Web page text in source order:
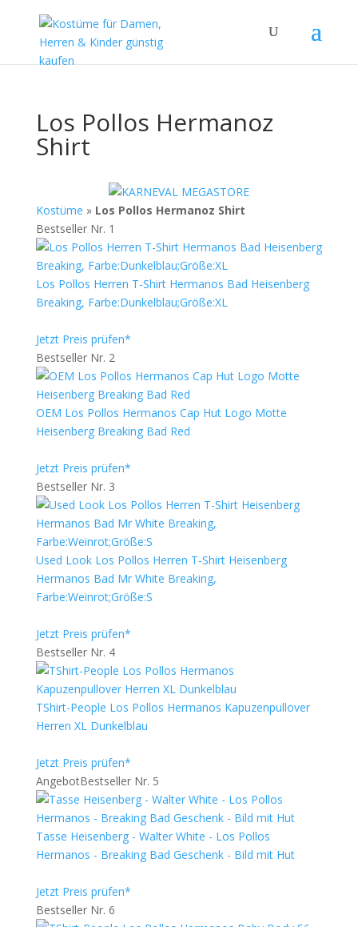
Los Pollos Hermanoz
Shirt
Kostüme » Los Pollos Hermanoz Shirt
Bestseller Nr. 1
Los Pollos Herren T-Shirt Hermanos Bad Heisenberg
Breaking, Farbe:Dunkelblau;Größe:XL
Jetzt Preis prüfen*
Bestseller Nr. 2
OEM Los Pollos Hermanos Cap Hut Logo Motte
Heisenberg Breaking Bad Red
Jetzt Preis prüfen*
Bestseller Nr. 3
Used Look Los Pollos Herren T-Shirt Heisenberg
Hermanos Bad Mr White Breaking,
Farbe:Weinrot;Größe:S
Jetzt Preis prüfen*
Bestseller Nr. 4
TShirt-People Los Pollos Hermanos Kapuzenpullover
Herren XL Dunkelblau
Jetzt Preis prüfen*
AngebotBestseller Nr. 5
Tasse Heisenberg - Walter White - Los Pollos
Hermanos - Breaking Bad Geschenk - Bild mit Hut
Jetzt Preis prüfen*
Bestseller Nr. 6